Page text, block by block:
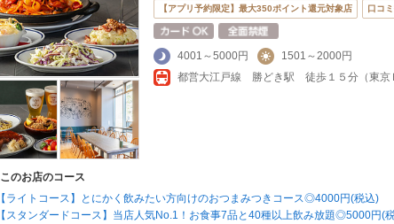
【アプリ予約限定】最大350ポイント還元対象店 口コ
4001～5000円
1501～2000円
このお店のコース
【ライトコース】とにかく飲みたい方向けのおつまみつきコース◎4000円(税込)
【スタンダードコース】当店人気No.1！お食事7品と40種以上飲み放題◎5000円(